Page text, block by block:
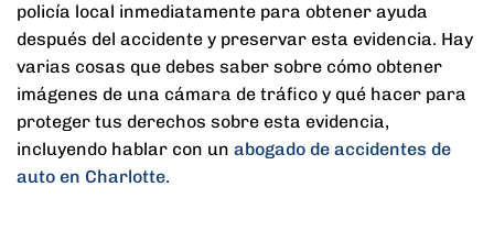
policía local inmediatamente para obtener ayuda
después del accidente y preservar esta evidencia. Hay
varias cosas que debes saber sobre cómo obtener
imágenes de una cámara de tráfico y qué hacer para
proteger tus derechos sobre esta evidencia,
incluyendo hablar con un abogado de accidentes de
auto en Charlotte.